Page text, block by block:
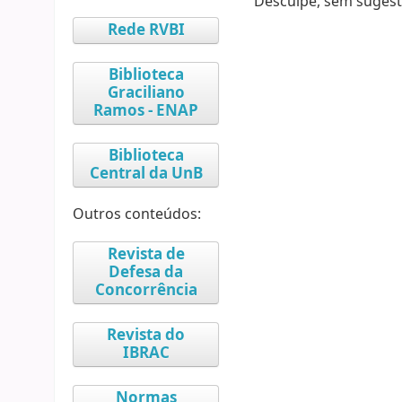
Rede RVBI
Biblioteca
Graciliano
Ramos - ENAP
Biblioteca
Central da UnB
Outros conteúdos:
Revista de
Defesa da
Concorrência
Revista do
IBRAC